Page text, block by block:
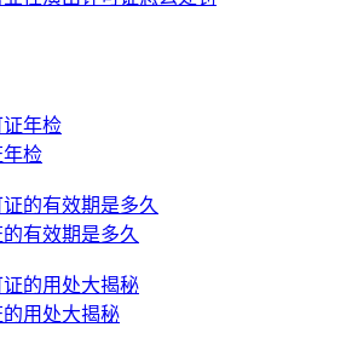
年检
有效期是多久
用处大揭秘